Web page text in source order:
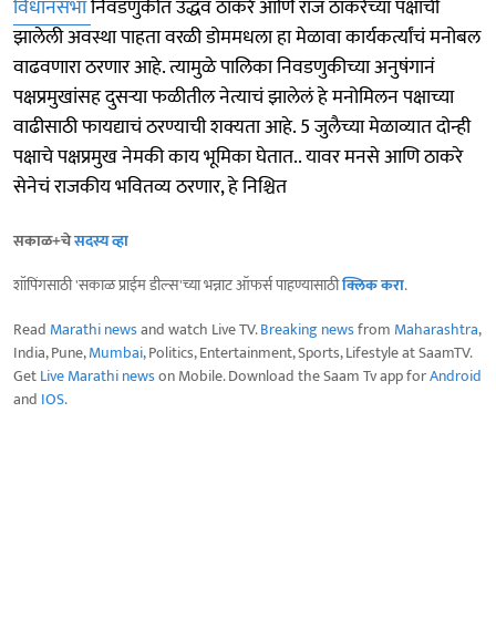
विधानसभानिवडणुकीत उद्धव ठाकरे आणि राज ठाकरेच्या पक्षाची
झालेली अवस्था पाहता वरळी डोममधला हा मेळावा कार्यकर्त्यांचं मनोबल
वाढवणारा ठरणार आहे. त्यामुळे पालिका निवडणुकीच्या अनुषंगानं
पक्षप्रमुखांसह दुसऱ्या फळीतील नेत्याचं झालेलं हे मनोमिलन पक्षाच्या
वाढीसाठी फायद्याचं ठरण्याची शक्यता आहे. 5 जुलैच्या मेळाव्यात दोन्ही
पक्षाचे पक्षप्रमुख नेमकी काय भूमिका घेतात.. यावर मनसे आणि ठाकरे
सेनेचं राजकीय भवितव्य ठरणार, हे निश्चित
सकाळ+चेसदस्य व्हा
शॉपिंगसाठी 'सकाळ प्राईम डील्स'च्या भन्नाट ऑफर्स पाहण्यासाठीक्लिक करा.
Read Marathi newsand watch Live TV.Breaking newsfrom Maharashtra,
India, Pune,Mumbai, Politics, Entertainment, Sports, Lifestyle at SaamTV.
GetLive Marathi newson Mobile. Download the Saam Tv app forAndroid
and IOS.